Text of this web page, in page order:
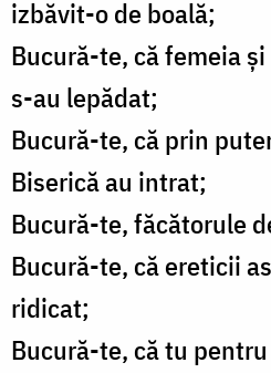
izbăvit-o de boală;
Bucură-te, că femeia
s-au lepădat;
Bucură-te, că prin
Biserică au intrat;
Bucură-te, făcătorule
Bucură-te, că ereticii
ridicat;
Bucură-te, că tu